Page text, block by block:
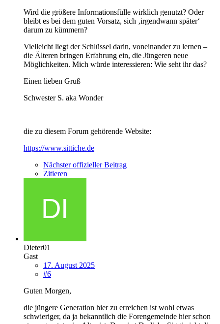
Wird die größere Informationsfülle wirklich genutzt? Oder
bleibt es bei dem guten Vorsatz, sich ‚irgendwann später‘
darum zu kümmern?
Vielleicht liegt der Schlüssel darin, voneinander zu lernen –
die Älteren bringen Erfahrung ein, die Jüngeren neue
Möglichkeiten. Mich würde interessieren: Wie seht ihr das?
Einen lieben Gruß
Schwester S. aka Wonder
die zu diesem Forum gehörende Website:
https://www.sittiche.de
Nächster offizieller Beitrag
Zitieren
Dieter01
Gast
17. August 2025
#6
Guten Morgen,
die jüngere Generation hier zu erreichen ist wohl etwas
schwieriger, da ja bekanntlich die Forengemeinde hier schon